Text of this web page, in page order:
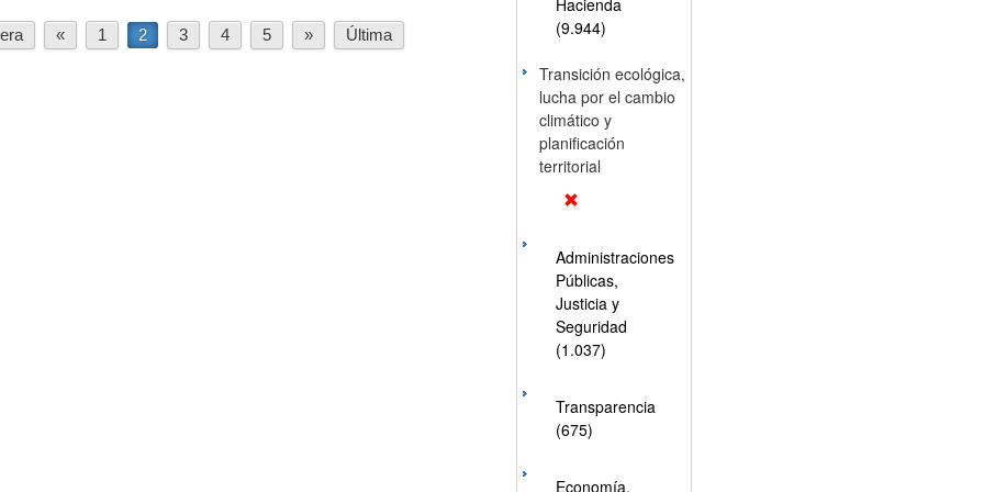
« 1 2 3 4 5 » Última
Hacienda
(9.944)
Transición ecológica,
lucha por el cambio
climático y
planificación
territorial
Administraciones
Públicas,
Justicia y
Seguridad
(1.037)
Transparencia
(675)
Economía,